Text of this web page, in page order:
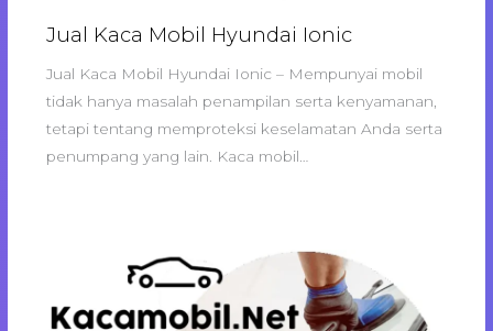
Jual Kaca Mobil Hyundai Ionic
Jual Kaca Mobil Hyundai Ionic – Mempunyai mobil
tidak hanya masalah penampilan serta kenyamanan,
tetapi tentang memproteksi keselamatan Anda serta
penumpang yang lain. Kaca mobil…